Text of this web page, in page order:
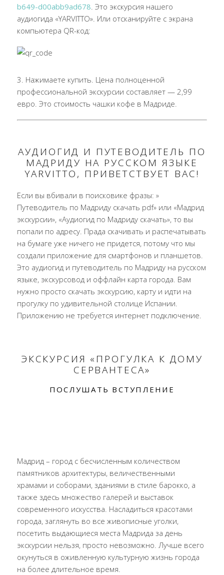
b649-d00abb9ad678 . Это экскурсия нашего
аудиогида «YARVITTO». Или отсканируйте с экрана
компьютера QR-код:
3. Нажимаете купить. Цена полноценной
профессиональной экскурсии составляет — 2,99
евро. Это стоимость чашки кофе в Мадриде.
АУДИОГИД И ПУТЕВОДИТЕЛЬ ПО
МАДРИДУ НА РУССКОМ ЯЗЫКЕ
YARVITTO, ПРИВЕТСТВУЕТ ВАС!
Если вы вбивали в поисковике фразы: »
Путеводитель по Мадриду скачать pdf» или «Мадрид
экскурсии», «Аудиогид по Мадриду скачать», то вы
попали по адресу. Прада скачивать и распечатывать
на бумаге уже ничего не придется, потому что мы
создали приложение для смартфонов и планшетов.
Это аудиогид и путеводитель по Мадриду на русском
языке, экскурсовод и оффлайн карта города. Вам
нужно просто скачать экскурсию, карту и идти на
прогулку по удивительной столице Испании.
Приложению не требуется интернет подключение.
ЭКСКУРСИЯ «ПРОГУЛКА К ДОМУ
СЕРВАНТЕСА»
ПОСЛУШАТЬ ВСТУПЛЕНИЕ
Мадрид – город с бесчисленным количеством
памятников архитектуры, величественными
храмами и соборами, зданиями в стиле барокко, а
также здесь множество галерей и выставок
современного искусства. Насладиться красотами
города, заглянуть во все живописные уголки,
посетить выдающиеся места Мадрида за день
экскурсии нельзя, просто невозможно. Лучше всего
окунуться в оживленную культурную жизнь города
на более длительное время.